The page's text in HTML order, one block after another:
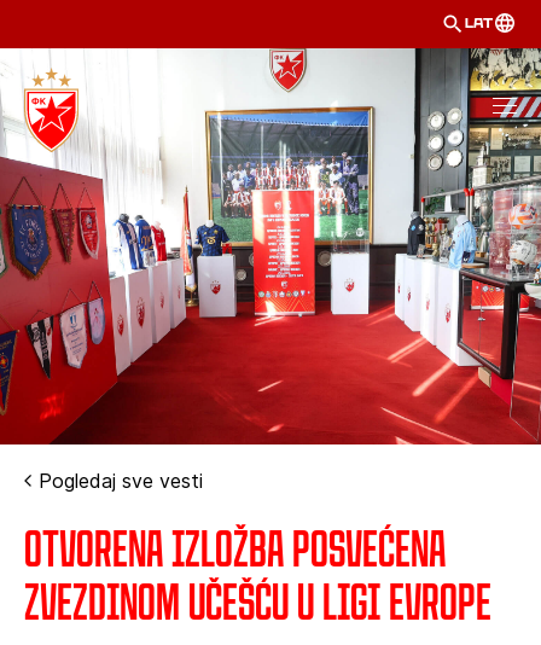
LAT
Pogledaj sve vesti
Otvorena izložba posvećena
Zvezdinom učešću u Ligi Evrope